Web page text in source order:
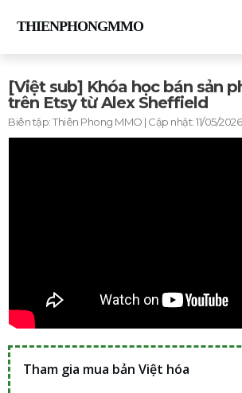
THIENPHONGMMO
[Việt sub] Khóa học bán sản
trên Etsy từ Alex Sheffield
Biên tập:Thiên Phong MMO | Cập nhật:11/05/2026
Tham gia mua bản Việt hóa